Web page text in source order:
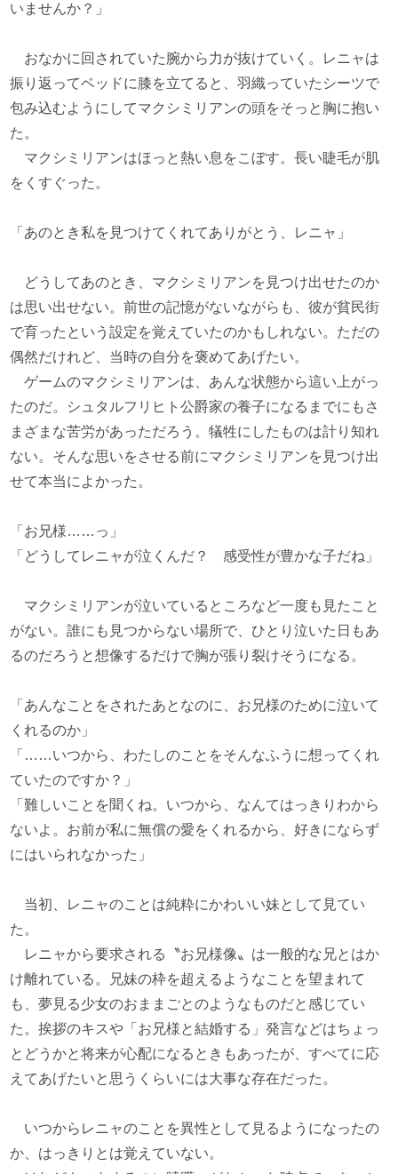
いませんか？」
おなかに回されていた腕から力が抜けていく。レニャは
振り返ってベッドに膝を立てると、羽織っていたシーツで
包み込むようにしてマクシミリアンの頭をそっと胸に抱い
た。
マクシミリアンはほっと熱い息をこぼす。長い睫毛が肌
をくすぐった。
「あのとき私を見つけてくれてありがとう、レニャ」
どうしてあのとき、マクシミリアンを見つけ出せたのか
は思い出せない。前世の記憶がないながらも、彼が貧民街
で育ったという設定を覚えていたのかもしれない。ただの
偶然だけれど、当時の自分を褒めてあげたい。
ゲームのマクシミリアンは、あんな状態から這い上がっ
たのだ。シュタルフリヒト公爵家の養子になるまでにもさ
まざまな苦労があっただろう。犠牲にしたものは計り知れ
ない。そんな思いをさせる前にマクシミリアンを見つけ出
せて本当によかった。
「お兄様……っ」
「どうしてレニャが泣くんだ？ 感受性が豊かな子だね」
マクシミリアンが泣いているところなど一度も見たこと
がない。誰にも見つからない場所で、ひとり泣いた日もあ
るのだろうと想像するだけで胸が張り裂けそうになる。
「あんなことをされたあとなのに、お兄様のために泣いて
くれるのか」
「……いつから、わたしのことをそんなふうに想ってくれ
ていたのですか？」
「難しいことを聞くね。いつから、なんてはっきりわから
ないよ。お前が私に無償の愛をくれるから、好きにならず
にはいられなかった」
当初、レニャのことは純粋にかわいい妹として見てい
た。
レニャから要求される〝お兄様像〟は一般的な兄とはか
け離れている。兄妹の枠を超えるようなことを望まれて
も、夢見る少女のおままごとのようなものだと感じてい
た。挨拶のキスや「お兄様と結婚する」発言などはちょっ
とどうかと将来が心配になるときもあったが、すべてに応
えてあげたいと思うくらいには大事な存在だった。
いつからレニャのことを異性として見るようになったの
か、はっきりとは覚えていない。